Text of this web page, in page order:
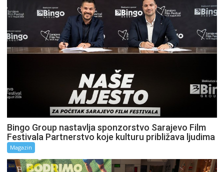
Bingo Group nastavlja sponzorstvo Sarajevo Film
Festivala Partnerstvo koje kulturu približava ljudima
Magazin